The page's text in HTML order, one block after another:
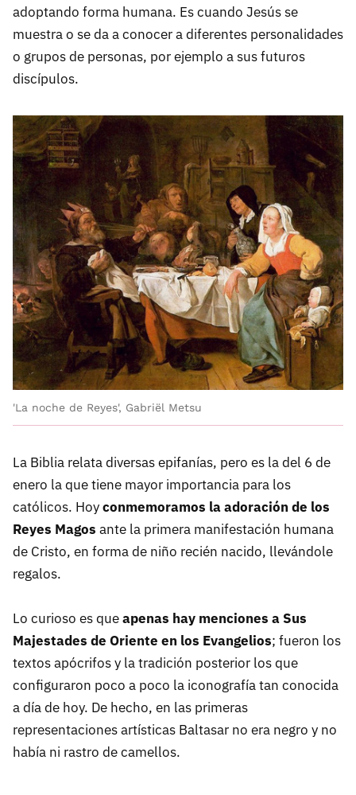
adoptando forma humana. Es cuando Jesús se
muestra o se da a conocer a diferentes personalidades
o grupos de personas, por ejemplo a sus futuros
discípulos.
'La noche de Reyes', Gabriël Metsu
La Biblia relata diversas epifanías, pero es la del 6 de
enero la que tiene mayor importancia para los
católicos. Hoyconmemoramos la adoración de los
Reyes Magos ante la primera manifestación humana
de Cristo, en forma de niño recién nacido, llevándole
regalos.
Lo curioso es queapenas hay menciones a Sus
Majestades de Oriente en los Evangelios; fueron los
textos apócrifos y la tradición posterior los que
configuraron poco a poco la iconografía tan conocida
a día de hoy. De hecho, en las primeras
representaciones artísticas Baltasar no era negro y no
había ni rastro de camellos.